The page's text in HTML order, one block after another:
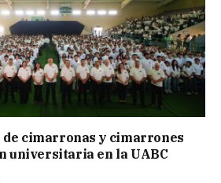
de cimarronas y cimarrones
universitaria en la UABC